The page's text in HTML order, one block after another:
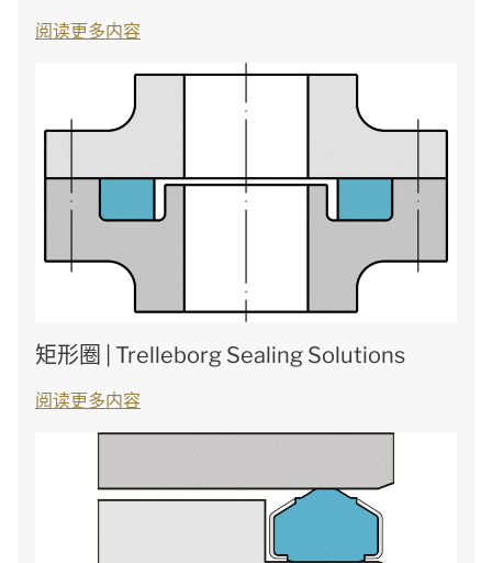
阅读更多内容
矩形圈 | Trelleborg Sealing Solutions
阅读更多内容